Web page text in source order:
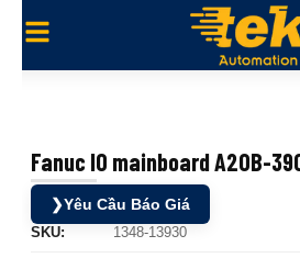
Fanuc IO mainboard A20B-
❯Yêu Cầu Báo Giá
SKU: 1348-13930